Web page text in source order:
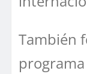
También